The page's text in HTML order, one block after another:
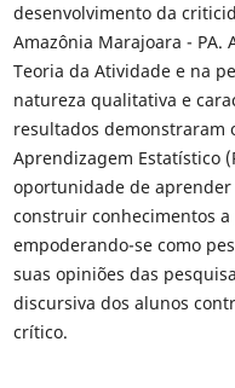
desenvolvimento da
Amazônia Marajoara - PA.
Teoria da Atividade e na
natureza qualitativa e
resultados demonstraram
Aprendizagem Estatístico
oportunidade de
construir conhecimentos
empoderando-se como
suas opiniões das
discursiva dos alunos
crítico.